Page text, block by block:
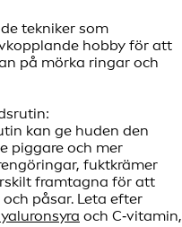
tekniker som
hobby för att
på mörka ringar och
kan ge huden den
piggare och mer
fuktkrämer
framtagna för att
påsar. Leta efter
och C‑vitamin,